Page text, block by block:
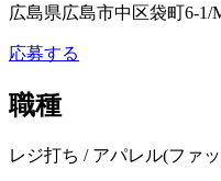
広島県広島市中区袋町6-
応募する
職種
レジ打ち / アパレル(ファ